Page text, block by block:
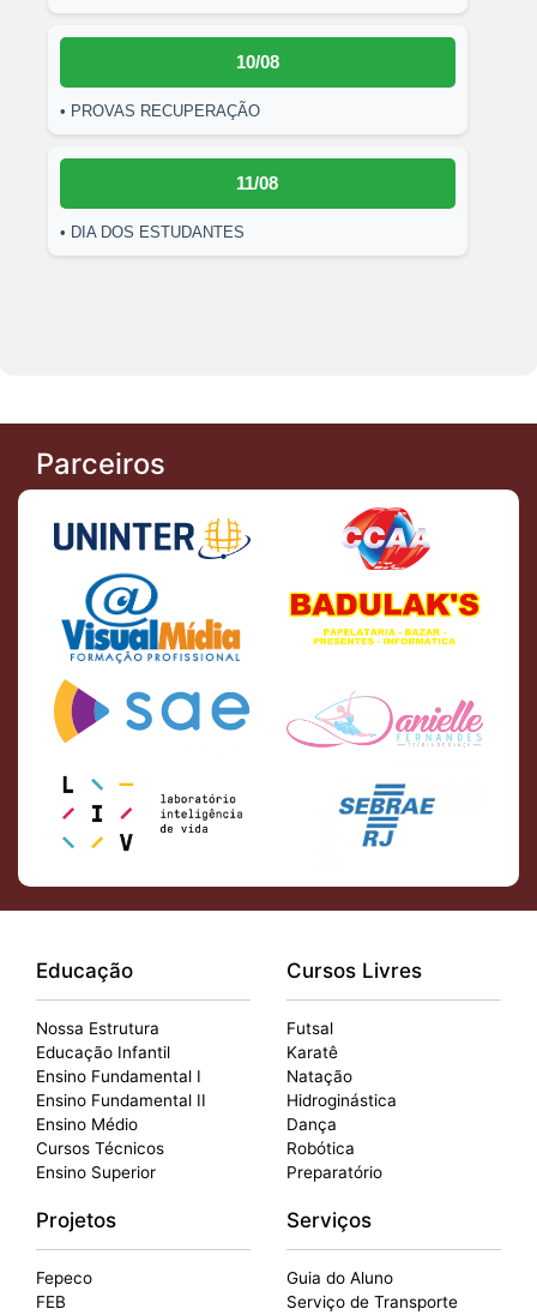
10/08
• PROVAS RECUPERAÇÃO
11/08
• DIA DOS ESTUDANTES
Parceiros
Educação
Nossa Estrutura
Educação Infantil
Ensino Fundamental I
Ensino Fundamental II
Ensino Médio
Cursos Técnicos
Ensino Superior
Cursos Livres
Futsal
Karatê
Natação
Hidroginástica
Dança
Robótica
Preparatório
Projetos
Fepeco
FEB
Serviços
Guia do Aluno
Serviço de Transporte